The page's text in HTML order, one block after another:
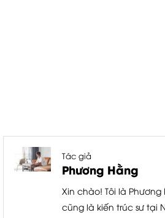
Tác giả
Phương Hằng
Xin chào! Tôi là
cũng là kiến trúc sư tại